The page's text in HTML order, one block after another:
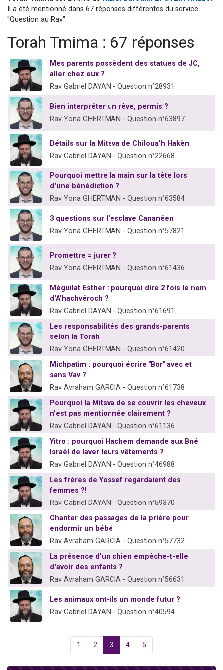
6 personnes viennent de faire un don pour 5 enfants déjà orphelins risquent de perdre leur maman
Il reste 49 places pour étudier en groupe sur Zoom
3 personnes viennent de faire un don pour Diane, 80 ans, dans un appartement insalubre
Il a été mentionné dans 67 réponses différentes du service
"Question au Rav".
Torah Tmima : 67 réponses
Mes parents possèdent des statues de JC,
aller chez eux ?
Rav Gabriel DAYAN - Question n°28931
Bien interpréter un rêve, permis ?
Rav Yona GHERTMAN - Question n°63897
Détails sur la Mitsva de Chiloua'h Hakèn
Rav Gabriel DAYAN - Question n°22668
Pourquoi mettre la main sur la tête lors
d'une bénédiction ?
Rav Yona GHERTMAN - Question n°63584
3 questions sur l'esclave Cananéen
Rav Yona GHERTMAN - Question n°57821
Promettre = jurer ?
Rav Yona GHERTMAN - Question n°61436
Méguilat Esther : pourquoi dire 2 fois le nom
d'A'hachvéroch ?
Rav Gabriel DAYAN - Question n°61691
Les responsabilités des grands-parents
selon la Torah
Rav Yona GHERTMAN - Question n°61420
Michpatim : pourquoi écrire "Bor" avec et
sans Vav ?
Rav Avraham GARCIA - Question n°61738
Pourquoi la Mitsva de se couvrir les cheveux
n'est pas mentionnée clairement ?
Rav Gabriel DAYAN - Question n°61136
Yitro : pourquoi Hachem demande aux Bné
Israël de laver leurs vêtements ?
Rav Gabriel DAYAN - Question n°46988
Les frères de Yossef regardaient des
femmes ?!
Rav Gabriel DAYAN - Question n°59370
Chanter des passages de la prière pour
endormir un bébé
Rav Avraham GARCIA - Question n°57732
La présence d'un chien empêche-t-elle
d'avoir des enfants ?
Rav Avraham GARCIA - Question n°56631
Les animaux ont-ils un monde futur ?
Rav Gabriel DAYAN - Question n°40594
1 2 3 4 5